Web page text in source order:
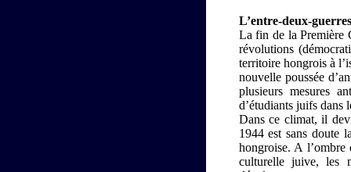
L’entre-deux-guerres
La fin de la Première
révolutions
territoire hongrois à
nouvelle poussée
plusieurs mesures
d’étudiants juifs dans
Dans ce climat, il
1944 est sans doute
hongroise. A l’ombre
culturelle juive, les